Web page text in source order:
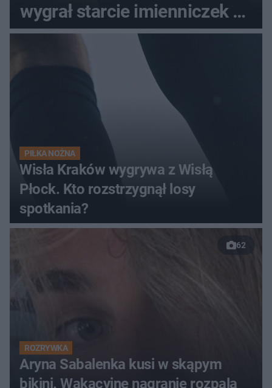
wygrał starcie imienniczek na
pełnym stadionie
PIŁKA NOŻNA
Wisła Kraków wygrywa z Wisłą
Płock. Kto rozstrzygnął losy
spotkania?
62
ROZRYWKA
Aryna Sabalenka kusi w skąpym
bikini. Wakacyjne nagranie rozpala